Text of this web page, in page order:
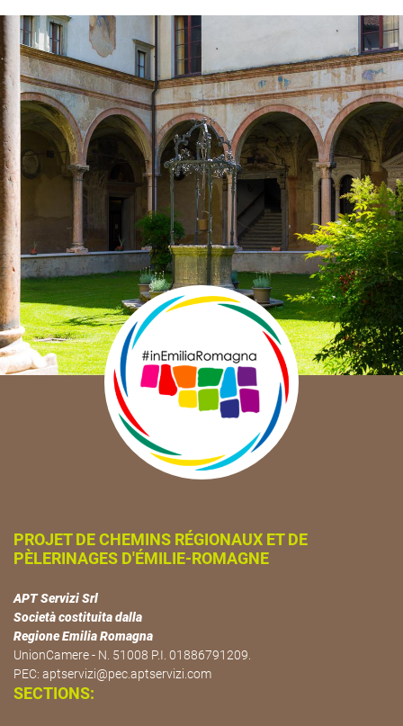
PROJET DE CHEMINS RÉGIONAUX ET DE
PÈLERINAGES D'ÉMILIE-ROMAGNE
APT Servizi Srl
Società costituita dalla
Regione Emilia Romagna
UnionCamere - N. 51008 P.I. 01886791209.
PEC: aptservizi@pec.aptservizi.com
SECTIONS: